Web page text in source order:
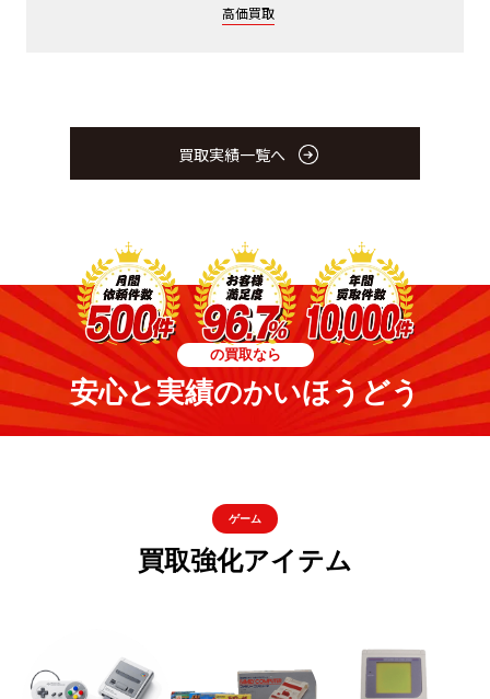
高価買取
買取実績一覧へ
の買取なら
安心と実績のかいほうどう
ゲーム
買取強化アイテム